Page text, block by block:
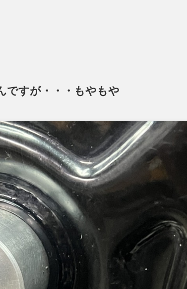
ですが・・・もやもや